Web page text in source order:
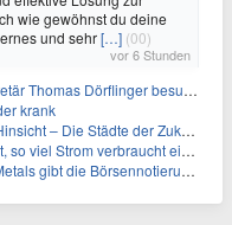
wie gewöhnst du deine
und sehr[…] (00)
vor 6 Stunden
besucht Handwerksbetrieb im Kammerbezirk Freiburg
krank
Die Städte der Zukunft sind grün-blau
verbraucht ein Aufzug im Gebäude
an der Frankfurter Wertpapierbörse bekannt